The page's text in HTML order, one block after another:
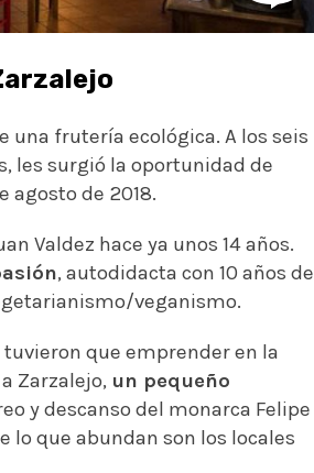
una frutería ecológica. A los seis
les surgió la oportunidad de
agosto de 2018.
Valdez hace ya unos 14 años.
, autodidacta con 10 años de
veganismo.
tuvieron que emprender en la
Zarzalejo, un pequeño
y descanso del monarca Felipe
lo que abundan son los locales